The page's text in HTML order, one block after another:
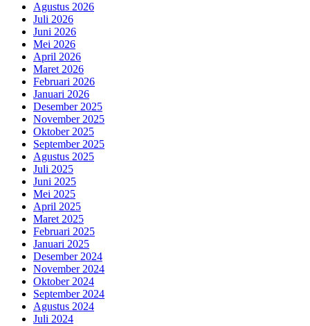
Agustus 2026
Juli 2026
Juni 2026
Mei 2026
April 2026
Maret 2026
Februari 2026
Januari 2026
Desember 2025
November 2025
Oktober 2025
September 2025
Agustus 2025
Juli 2025
Juni 2025
Mei 2025
April 2025
Maret 2025
Februari 2025
Januari 2025
Desember 2024
November 2024
Oktober 2024
September 2024
Agustus 2024
Juli 2024